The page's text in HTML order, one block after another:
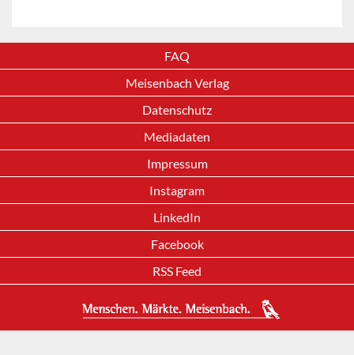
FAQ
Meisenbach Verlag
Datenschutz
Mediadaten
Impressum
Instagram
LinkedIn
Facebook
RSS Feed